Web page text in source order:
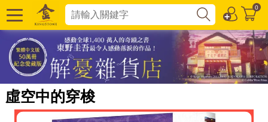
0
虛空中的穿梭